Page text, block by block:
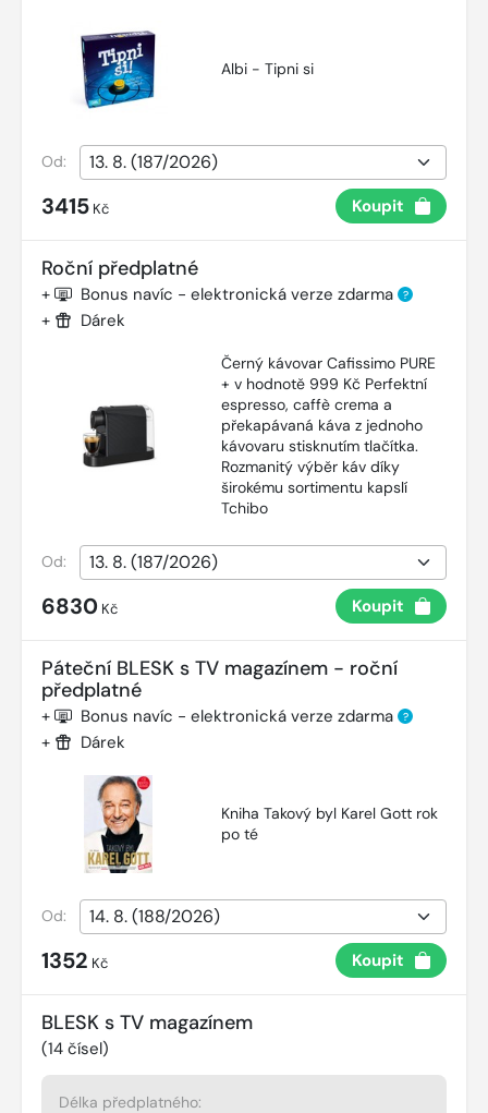
Albi - Tipni si
Od:
3415 Kč Koupit
Roční předplatné
+ Bonus navíc - elektronická verze zdarma ?
+ Dárek
Černý kávovar Cafissimo PURE
+ v hodnotě 999 Kč Perfektní
espresso, caffè crema a
překapávaná káva z jednoho
kávovaru stisknutím tlačítka.
Rozmanitý výběr káv díky
širokému sortimentu kapslí
Tchibo
Od:
6830 Kč Koupit
Páteční BLESK s TV magazínem - roční
předplatné
+ Bonus navíc - elektronická verze zdarma ?
+ Dárek
Kniha Takový byl Karel Gott rok
po té
Od:
1352 Kč Koupit
BLESK s TV magazínem
(14 čísel)
Délka předplatného: